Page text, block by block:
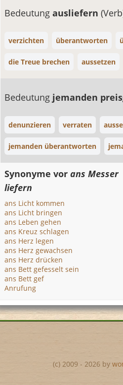
Bedeutung ausliefern
verzichten überantworten
die Treue brechen aussetzen
Bedeutung jemanden
denunzieren verraten
jemanden überantworten
Synonyme vor ans Messer
liefern
ans Licht kommen
ans Licht bringen
ans Leben gehen
ans Kreuz schlagen
ans Herz legen
ans Herz gewachsen
ans Herz drücken
ans Bett gefesselt sein
ans Bett gef
Anrufung
(c) 2009 - 2026 by